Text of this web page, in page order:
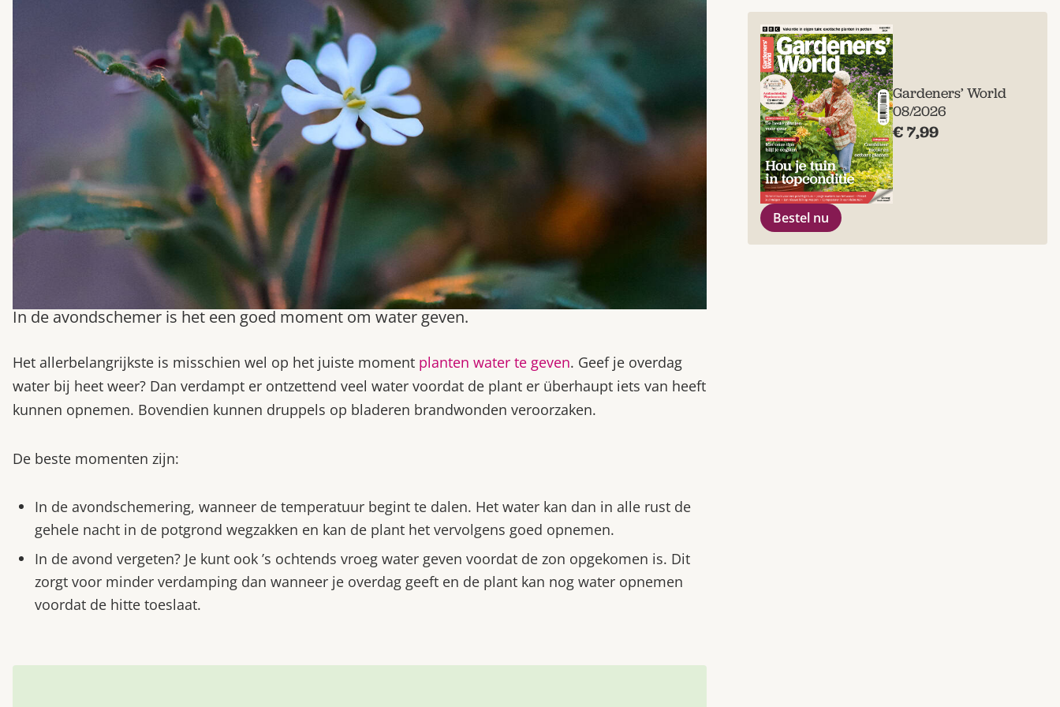
In de avondschemer is het een goed moment om water geven.
Het allerbelangrijkste is misschien wel op het juiste moment planten water te geven. Geef je overdag
water bij heet weer? Dan verdampt er ontzettend veel water voordat de plant er überhaupt iets van heeft
kunnen opnemen. Bovendien kunnen druppels op bladeren brandwonden veroorzaken.
De beste momenten zijn:
In de avondschemering, wanneer de temperatuur begint te dalen. Het water kan dan in alle rust de
gehele nacht in de potgrond wegzakken en kan de plant het vervolgens goed opnemen.
In de avond vergeten? Je kunt ook ’s ochtends vroeg water geven voordat de zon opgekomen is. Dit
zorgt voor minder verdamping dan wanneer je overdag geeft en de plant kan nog water opnemen
voordat de hitte toeslaat.
Gardeners’ World
08/2026
€ 7,99
Bestel nu